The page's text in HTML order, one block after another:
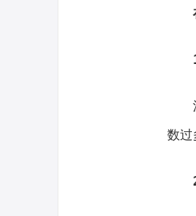
数过